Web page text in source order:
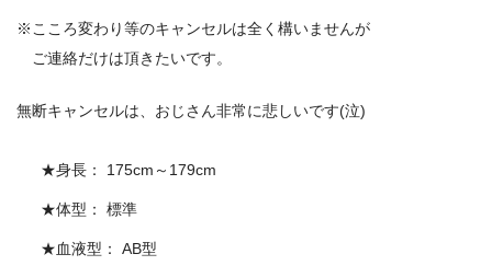
※こころ変わり等のキャンセルは全く構いませんが
ご連絡だけは頂きたいです。
無断キャンセルは、おじさん非常に悲しいです(泣)
★身長： 175cm～179cm
★体型： 標準
★血液型： AB型